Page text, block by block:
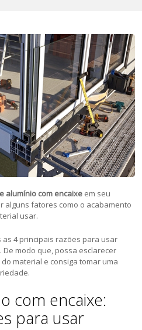
alumínio com encaixe em seu
alguns fatores como o acabamento
usar.
4 principais razões para usar
De modo que, possa esclarecer
material e consiga tomar uma
com encaixe:
para usar